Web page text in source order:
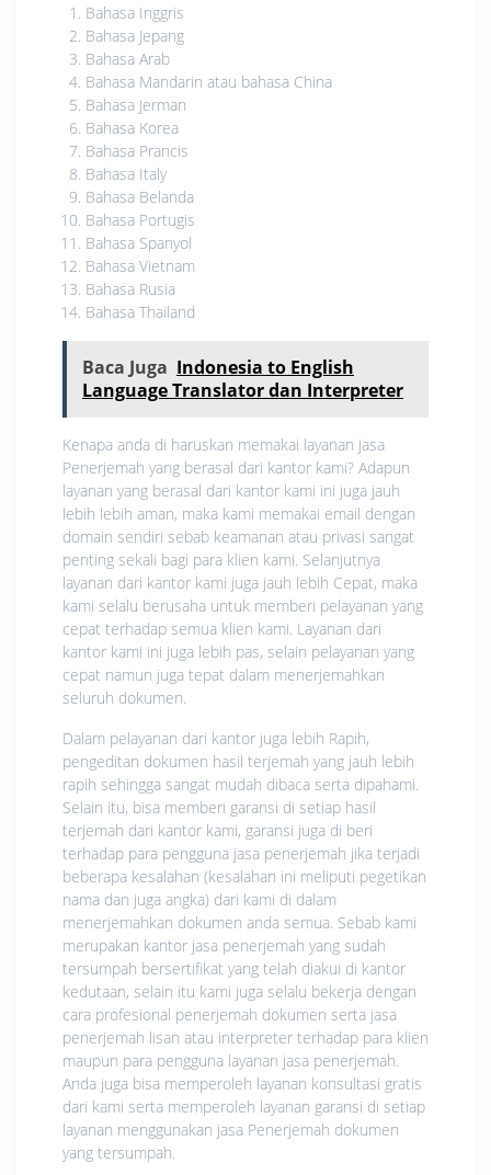
Bahasa Inggris
Bahasa Jepang
Bahasa Arab
Bahasa Mandarin atau bahasa China
Bahasa Jerman
Bahasa Korea
Bahasa Prancis
Bahasa Italy
Bahasa Belanda
Bahasa Portugis
Bahasa Spanyol
Bahasa Vietnam
Bahasa Rusia
Bahasa Thailand
Baca Juga Indonesia to English
Language Translator dan Interpreter
Kenapa anda di haruskan memakai layanan jasa
Penerjemah yang berasal dari kantor kami? Adapun
layanan yang berasal dari kantor kami ini juga jauh
lebih lebih aman, maka kami memakai email dengan
domain sendiri sebab keamanan atau privasi sangat
penting sekali bagi para klien kami. Selanjutnya
layanan dari kantor kami juga jauh lebih Cepat, maka
kami selalu berusaha untuk memberi pelayanan yang
cepat terhadap semua klien kami. Layanan dari
kantor kami ini juga lebih pas, selain pelayanan yang
cepat namun juga tepat dalam menerjemahkan
seluruh dokumen.
Dalam pelayanan dari kantor juga lebih Rapih,
pengeditan dokumen hasil terjemah yang jauh lebih
rapih sehingga sangat mudah dibaca serta dipahami.
Selain itu, bisa memberi garansi di setiap hasil
terjemah dari kantor kami, garansi juga di beri
terhadap para pengguna jasa penerjemah jika terjadi
beberapa kesalahan (kesalahan ini meliputi pegetikan
nama dan juga angka) dari kami di dalam
menerjemahkan dokumen anda semua. Sebab kami
merupakan kantor jasa penerjemah yang sudah
tersumpah bersertifikat yang telah diakui di kantor
kedutaan, selain itu kami juga selalu bekerja dengan
cara profesional penerjemah dokumen serta jasa
penerjemah lisan atau interpreter terhadap para klien
maupun para pengguna layanan jasa penerjemah.
Anda juga bisa memperoleh layanan konsultasi gratis
dari kami serta memperoleh layanan garansi di setiap
layanan menggunakan jasa Penerjemah dokumen
yang tersumpah.